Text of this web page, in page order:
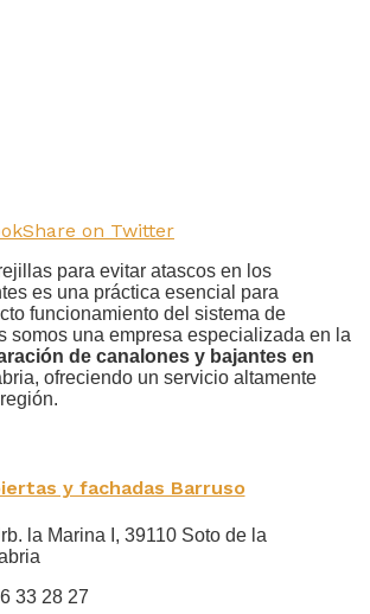
Share on Twitter
para evitar atascos en los
es una práctica esencial para
funcionamiento del sistema de
somos una empresa especializada en la
de canalones y bajantes en
ofreciendo un servicio altamente
y fachadas Barruso
la Marina I, 39110 Soto de la
33 28 27